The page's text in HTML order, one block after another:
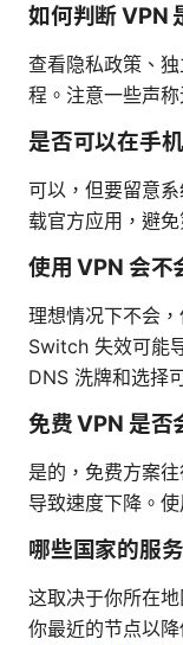
如何判断 VPN
查看隐私政策、
程。注意一些声
是否可以在手
可以，但要留意
载官方应用，避
使用 VPN 会不
理想情况下不会
Switch 失效可能
DNS 洗牌和选择
免费 VPN 是否
是的，免费方案
导致速度下降。
哪些国家的服
这取决于你所在
你最近的节点以